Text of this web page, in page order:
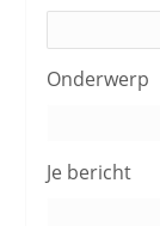
Onderwerp
Je bericht